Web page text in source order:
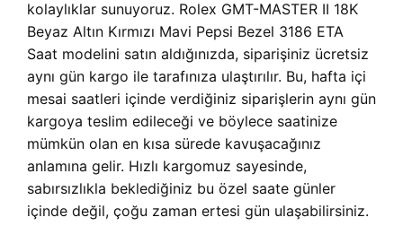
kolaylıklar sunuyoruz. Rolex GMT-MASTER II 18K
Beyaz Altın Kırmızı Mavi Pepsi Bezel 3186 ETA
Saat modelini satın aldığınızda, siparişiniz ücretsiz
aynı gün kargo ile tarafınıza ulaştırılır. Bu, hafta içi
mesai saatleri içinde verdiğiniz siparişlerin aynı gün
kargoya teslim edileceği ve böylece saatinize
mümkün olan en kısa sürede kavuşacağınız
anlamına gelir. Hızlı kargomuz sayesinde,
sabırsızlıkla beklediğiniz bu özel saate günler
içinde değil, çoğu zaman ertesi gün ulaşabilirsiniz.